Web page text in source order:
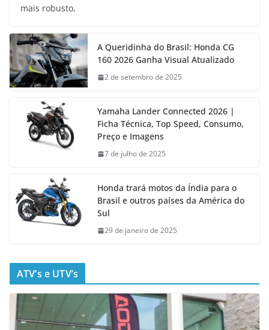
mais robusto,
A Queridinha do Brasil: Honda CG
160 2026 Ganha Visual Atualizado
2 de setembro de 2025
Yamaha Lander Connected 2026 |
Ficha Técnica, Top Speed, Consumo,
Preço e Imagens
7 de julho de 2025
Honda trará motos da Índia para o
Brasil e outros países da América do
Sul
29 de janeiro de 2025
ATV’s e UTV’s